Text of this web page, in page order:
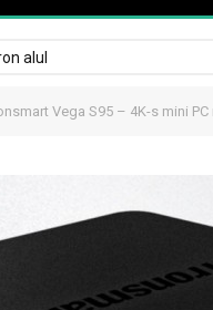
alul
Vega S95 – 4K-s mini